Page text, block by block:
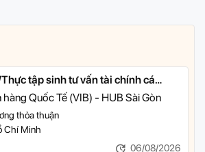
tập sinh tư vấn tài chính cá
Ngân hàng Quốc Tế (VIB) - HUB Sài Gòn
thỏa thuận
Chí Minh
06/08/2026